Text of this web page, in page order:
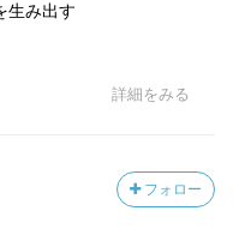
生み出す
詳細をみる
フォロー